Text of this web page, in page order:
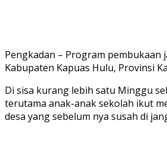
Pengkadan – Program pembukaan
Kabupaten Kapuas Hulu, Provinsi
Di sisa kurang lebih satu Minggu
terutama anak-anak sekolah ikut
desa yang sebelum nya susah di